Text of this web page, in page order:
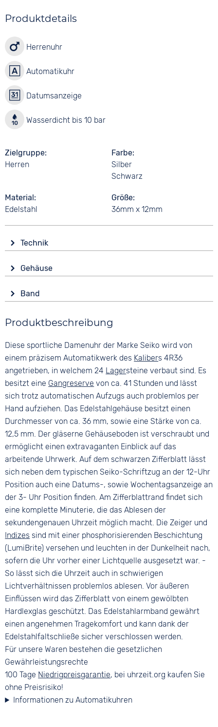
Produktdetails
Herrenuhr
Automatikuhr
Datumsanzeige
Wasserdicht bis 10 bar
Zielgruppe
Herren
Farbe
Silber
Schwarz
Material
Edelstahl
Größe
36mm x 12mm
Technik
Automatik
Funktionen
Datumsanzeige
Wochentagsanzeige
Wasserdicht
10 bar
Gehäuse
Kunststoffglas
Rund
Material
Edelstahl
Farbe
Silber
Band
Silber
Material
Edelstahl
Bandschließe
Faltschließe
Produktbeschreibung
Diese sportliche Damenuhr der Marke Seiko wird von
einem präzisem Automatikwerk des Kalibers 4R36
angetrieben, in welchem 24 Lagersteine verbaut sind. Es
besitzt eine Gangreserve von ca. 41 Stunden und lässt
sich trotz automatischen Aufzugs auch problemlos per
Hand aufziehen. Das Edelstahlgehäuse besitzt einen
Durchmesser von ca. 36 mm, sowie eine Stärke von ca.
12,5 mm. Der gläserne Gehäuseboden ist verschraubt und
ermöglicht einen extravaganten Einblick auf das
arbeitende Uhrwerk. Auf dem schwarzen Zifferblatt lässt
sich neben dem typischen Seiko-Schriftzug an der 12-Uhr
Position auch eine Datums-, sowie Wochentagsanzeige an
der 3- Uhr Position finden. Am Zifferblattrand findet sich
eine komplette Minuterie, die das Ablesen der
sekundengenauen Uhrzeit möglich macht. Die Zeiger und
Indizes sind mit einer phosphorisierenden Beschichtung
(LumiBrite) versehen und leuchten in der Dunkelheit nach,
sofern die Uhr vorher einer Lichtquelle ausgesetzt war. -
So lässt sich die Uhrzeit auch in schwierigen
Lichtverhältnissen problemlos ablesen. Vor äußeren
Einflüssen wird das Zifferblatt von einem gewölbten
Hardlexglas geschützt. Das Edelstahlarmband gewährt
einen angenehmen Tragekomfort und kann dank der
Edelstahlfaltschließe sicher verschlossen werden.
Für unsere Waren bestehen die gesetzlichen
Gewährleistungsrechte
100 Tage Niedrigpreisgarantie, bei uhrzeit.org kaufen Sie
ohne Preisrisiko!
Informationen zu Automatikuhren